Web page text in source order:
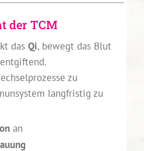
der TCM
das Qi, bewegt das Blut
zu
langfristig zu
an